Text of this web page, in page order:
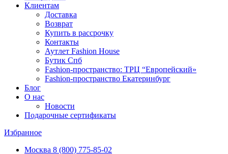
Клиентам
Доставка
Возврат
Купить в рассрочку
Контакты
Аутлет Fashion House
Бутик Спб
Fashion-пространство: ТРЦ “Европейский»
Fashion-пространство Екатеринбург
Блог
О нас
Новости
Подарочные сертификаты
Избранное
Москва 8 (800) 775-85-02